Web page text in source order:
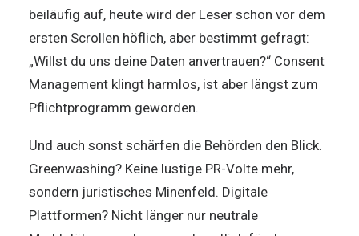
beiläufig auf, heute wird der Leser schon vor dem
ersten Scrollen höflich, aber bestimmt gefragt:
„Willst du uns deine Daten anvertrauen?“ Consent
Management klingt harmlos, ist aber längst zum
Pflichtprogramm geworden.
Und auch sonst schärfen die Behörden den Blick.
Greenwashing? Keine lustige PR-Volte mehr,
sondern juristisches Minenfeld. Digitale
Plattformen? Nicht länger nur neutrale